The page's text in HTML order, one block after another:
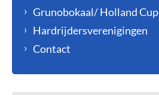
Grunobokaal/ Holland Cup
Hardrijdersverenigingen
Contact